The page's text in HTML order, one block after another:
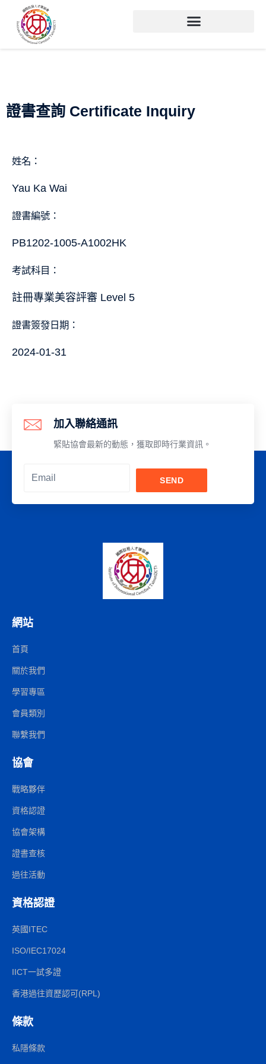
證書查詢 Certificate Inquiry
姓名：
Yau Ka Wai
證書編號：
PB1202-1005-A1002HK
考試科目：
註冊專業美容評審 Level 5
證書簽發日期：
2024-01-31
加入聯絡通訊
緊貼協會最新的動態，獲取即時行業資訊。
SEND
網站
首頁
關於我們
學習專區
會員類別
聯繫我們
協會
戰略夥伴
資格認證
協會架構
證書查核
過往活動
資格認證
英國ITEC
ISO/IEC17024
IICT一試多證
香港過往資歷認可(RPL)
條款
私隱條款